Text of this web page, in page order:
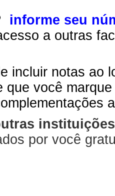
informe seu
a outras
incluir notas ao
que você
por você